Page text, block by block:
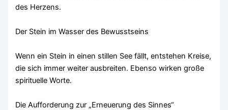
des Herzens.
Der Stein im Wasser des Bewusstseins
Wenn ein Stein in einen stillen See fällt, entstehen Kreise,
die sich immer weiter ausbreiten. Ebenso wirken große
spirituelle Worte.
Die Aufforderung zur „Erneuerung des Sinnes“